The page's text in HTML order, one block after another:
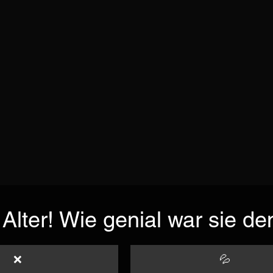
Wie genial war sie
❌ 💦